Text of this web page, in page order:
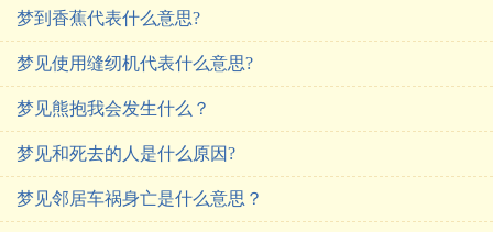
梦到香蕉代表什么意思?
梦见使用缝纫机代表什么意思?
梦见熊抱我会发生什么？
梦见和死去的人是什么原因?
梦见邻居车祸身亡是什么意思？